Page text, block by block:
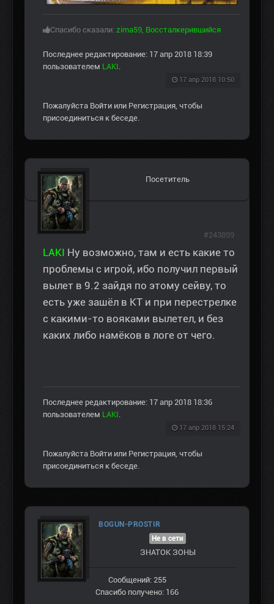
Спасибо сказали: zima59, Воссталкерившийся
Последнее редактирование: 17 апр 2018 18:39
пользователем LAKI.
17 апр 2018 10:50
Пожалуйста Войти или Регистрация, чтобы
присоединиться к беседе.
Посетитель
LAKI Ну возможно, там и есть какие то
проблемы с игрой, ибо получил первый
вылет в 9.2 зайдя по этому сейву, то
есть уже зашёл в КТ и при перестрелке
с какими-то вояками вылетел, и без
каких либо намёков в логе от чего.
Последнее редактирование: 17 апр 2018 18:36
пользователем LAKI.
17 апр 2018 15:24
#243899
Пожалуйста Войти или Регистрация, чтобы
присоединиться к беседе.
BOGUN-PROSTIR
Не в сети
ЗНАТОК ЗОНЫ
Сообщений: 255
Спасибо получено: 166